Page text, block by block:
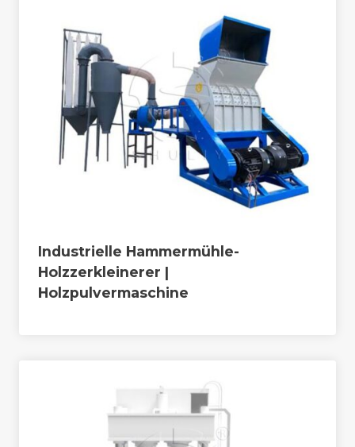
Industrielle Hammermühle-
Holzzerkleinerer |
Holzpulvermaschine